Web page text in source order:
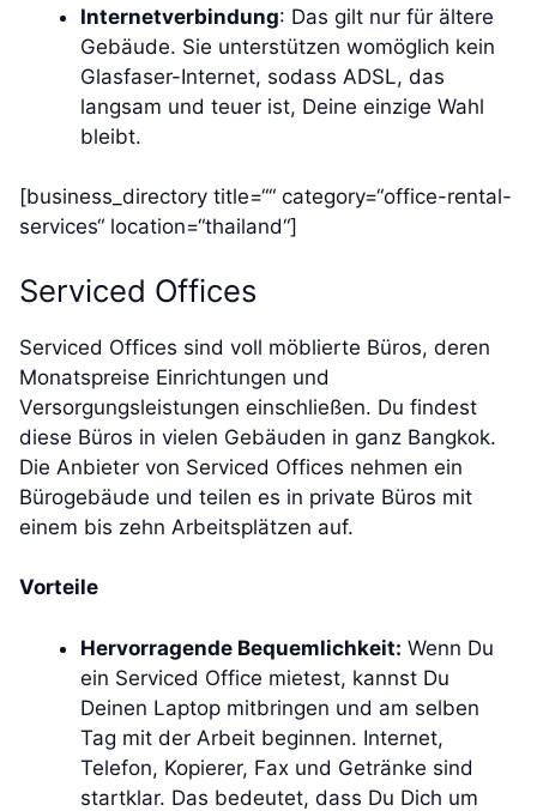
Internetverbindung: Das gilt nur für ältere
Gebäude. Sie unterstützen womöglich kein
Glasfaser-Internet, sodass ADSL, das
langsam und teuer ist, Deine einzige Wahl
bleibt.
[business_directory title=““ category=“office-rental-
services“ location=“thailand“]
Serviced Offices
Serviced Offices sind voll möblierte Büros, deren
Monatspreise Einrichtungen und
Versorgungsleistungen einschließen. Du findest
diese Büros in vielen Gebäuden in ganz Bangkok.
Die Anbieter von Serviced Offices nehmen ein
Bürogebäude und teilen es in private Büros mit
einem bis zehn Arbeitsplätzen auf.
Vorteile
Hervorragende Bequemlichkeit: Wenn Du
ein Serviced Office mietest, kannst Du
Deinen Laptop mitbringen und am selben
Tag mit der Arbeit beginnen. Internet,
Telefon, Kopierer, Fax und Getränke sind
startklar. Das bedeutet, dass Du Dich um